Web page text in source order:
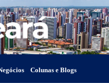
Colunas e Blogs